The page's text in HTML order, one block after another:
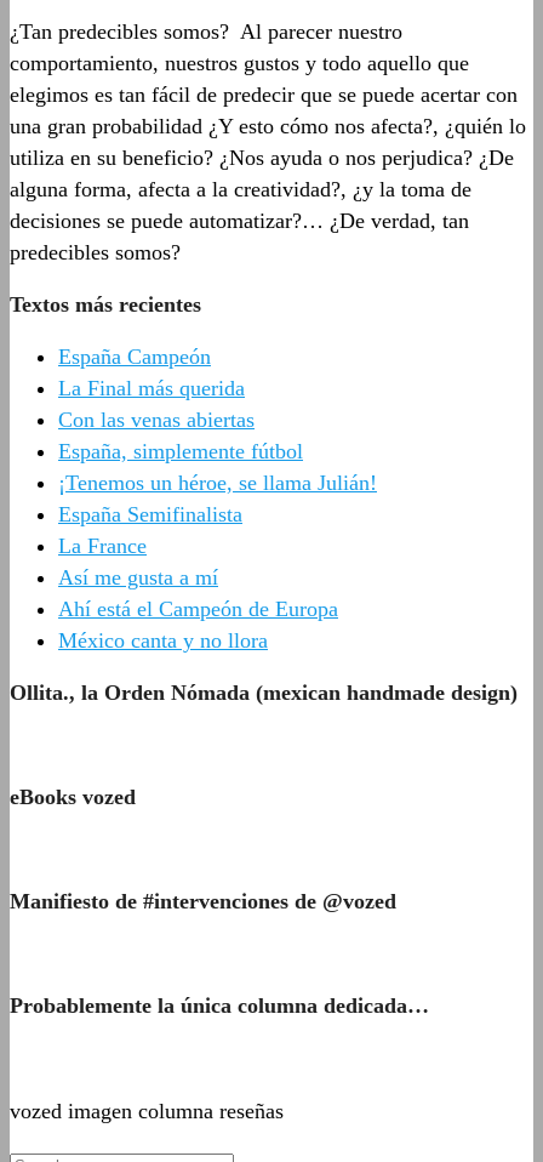
¿Tan predecibles somos? Al parecer nuestro
comportamiento, nuestros gustos y todo aquello que
elegimos es tan fácil de predecir que se puede acertar con
una gran probabilidad ¿Y esto cómo nos afecta?, ¿quién lo
utiliza en su beneficio? ¿Nos ayuda o nos perjudica? ¿De
alguna forma, afecta a la creatividad?, ¿y la toma de
decisiones se puede automatizar?… ¿De verdad, tan
predecibles somos?
Textos más recientes
España Campeón
La Final más querida
Con las venas abiertas
España, simplemente fútbol
¡Tenemos un héroe, se llama Julián!
España Semifinalista
La France
Así me gusta a mí
Ahí está el Campeón de Europa
México canta y no llora
Ollita., la Orden Nómada (mexican handmade design)
eBooks vozed
Manifiesto de #intervenciones de @vozed
Probablemente la única columna dedicada…
vozed imagen columna reseñas